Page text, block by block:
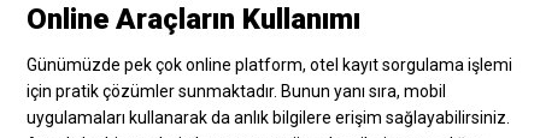
Online Araçların Kullanımı
Günümüzde pek çok online platform, otel kayıt sorgulama işlemi
için pratik çözümler sunmaktadır. Bunun yanı sıra, mobil
uygulamaları kullanarak da anlık bilgilere erişim sağlayabilirsiniz.